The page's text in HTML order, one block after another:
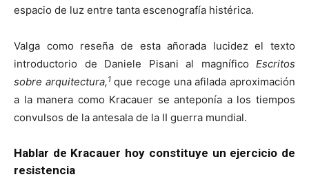
espacio de luz entre tanta escenografía histérica.
Valga como reseña de esta añorada lucidez el texto
introductorio de Daniele Pisani al magnífico Escritos
sobre arquitectura,1 que recoge una afilada aproximación
a la manera como Kracauer se anteponía a los tiempos
convulsos de la antesala de la II guerra mundial.
Hablar de Kracauer hoy constituye un ejercicio de
resistencia